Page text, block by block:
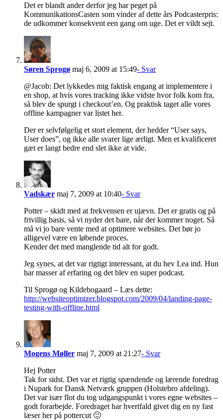
Det er blandt ander derfor jeg har peget på
KommunikationsCasten som vinder af dette års Podcasterpris:
de udkommer konsekvent een gang om uge. Det er vildt sejt.
Søren Sprogø maj 6, 2009 at 15:49- Svar
@Jacob: Det lykkedes mig faktisk engang at implementere i
en shop, at hvis vores tracking ikke vidste hvor folk kom fra,
så blev de spurgt i checkout’en. Og praktisk taget alle vores
offline kampagner var listet her.
Der er selvfølgelig et stort element, der hedder “User says,
User does”, og ikke alle svarer lige ærligt. Men et kvalificeret
gæt er langt bedre end slet ikke at vide.
Vadskær maj 7, 2009 at 10:40- Svar
Potter – skidt med at frekvensen er ujævn. Det er gratis og på
frivillig basis, så vi nyder det bare, når der kommer noget. Så
må vi jo bare vente med at optimere websites. Det bør jo
alligevel være en løbende proces.
Kender det med manglende tid alt for godt.
Jeg synes, at det var rigtigt interessant, at du hev Lea ind. Hun
har masser af erfaring og det blev en super podcast.
Til Sprogø og Kildebogaard – Læs dette:
http://websiteoptimizer.blogspot.com/2009/04/landing-page-
testing-with-offline.html
Mogens Møller maj 7, 2009 at 21:27- Svar
Hej Potter
Tak for sidst. Det var et rigtig spændende og lærende foredrag
i Nupark for Dansk Netværk gruppen (Holstebro afdeling).
Det var især flot du tog udgangspunkt i vores egne websites –
godt forarbejde. Foredraget har hvertfald givet dig en ny fast
læser her på pottercut 🙂